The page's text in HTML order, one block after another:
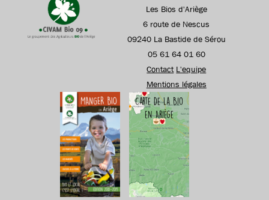
Les Bios d'Ariège
6 route de Nescus
09240 La Bastide de Sérou
05 61 64 01 60
Contact L'equipe
Mentions légales
Carte de la Bio
en Ariège